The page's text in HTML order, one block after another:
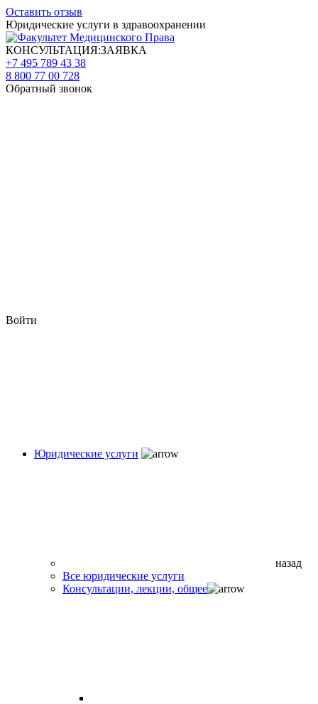
Оставить отзыв
Юридические услуги в здравоохранении
КОНСУЛЬТАЦИЯ:ЗАЯВКА
+7 495 789 43 38
8 800 77 00 728
Обратный звонок
Войти
Юридические услуги
назад
Все юридические услуги
Консультации, лекции, общее